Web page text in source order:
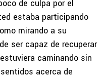
de culpa por el
estaba participando
mirando a su
ser capaz de recuperar
caminando sin
acerca de